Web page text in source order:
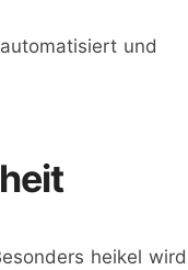
und
heikel wird